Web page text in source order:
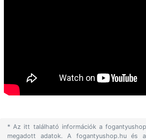
* Az itt található információk a
megadott adatok. A fogantyushop.hu és